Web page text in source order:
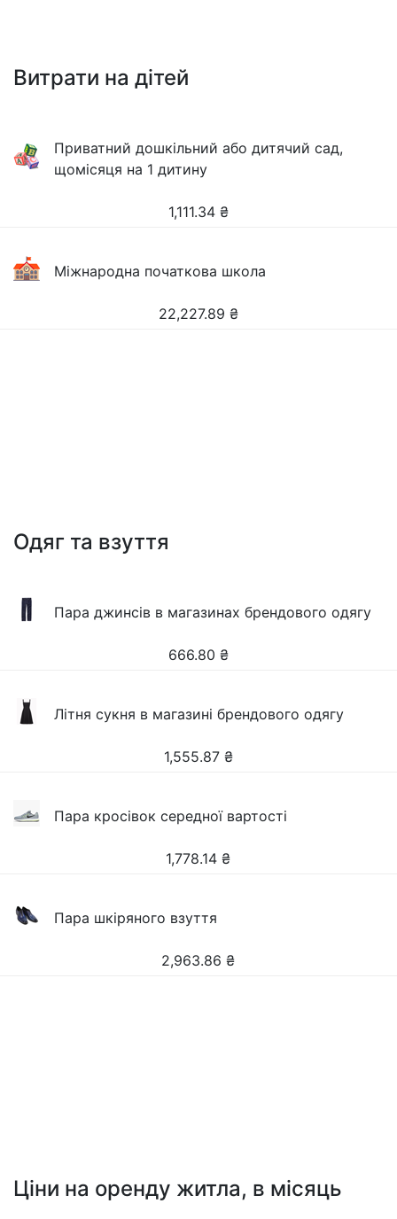
Витрати на дітей
Приватний дошкільний або дитячий сад,
щомісяця на 1 дитину
1,111.34 ₴
Міжнародна початкова школа
22,227.89 ₴
Одяг та взуття
Пара джинсів в магазинах брендового одягу
666.80 ₴
Літня сукня в магазині брендового одягу
1,555.87 ₴
Пара кросівок середної вартості
1,778.14 ₴
Пара шкіряного взуття
2,963.86 ₴
Ціни на оренду житла, в місяць